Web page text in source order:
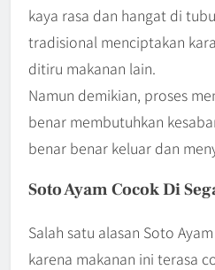
kaya rasa dan hangat di
tradisional menciptakan
ditiru makanan lain.
Namun demikian, proses
benar membutuhkan
benar benar keluar dan
Soto Ayam Cocok Di
Salah satu alasan Soto
karena makanan ini terasa